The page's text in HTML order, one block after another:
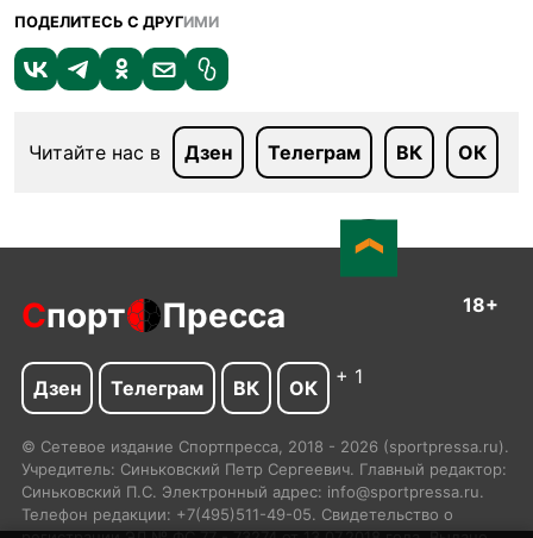
ПОДЕЛИТЕСЬ С ДРУГИМИ
Читайте нас в Дзен Телеграм ВК ОК
Спорт Пресса 18+
Дзен Телеграм ВК ОК + 1
© Сетевое издание Спортпресса, 2018 - 2026 (sportpressa.ru).
Учредитель: Синьковский Петр Сергеевич. Главный редактор:
Синьковский П.С. Электронный адрес: info@sportpressa.ru.
Телефон редакции: +7(495)511-49-05. Свидетельство о